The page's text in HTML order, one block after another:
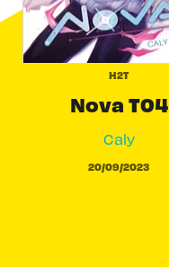
H2T
Nova T04
Caly
20/09/2023